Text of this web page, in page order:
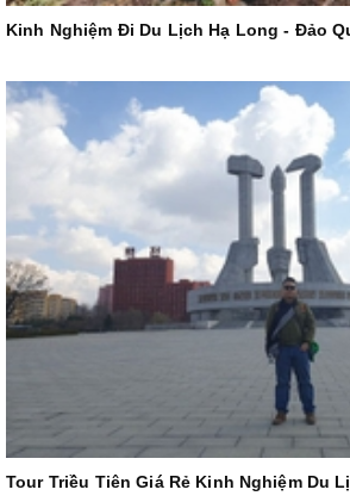
Kinh Nghiệm Đi Du Lịch Hạ Long - Đảo
Tour Triều Tiên Giá Rẻ Kinh Nghiệm Du